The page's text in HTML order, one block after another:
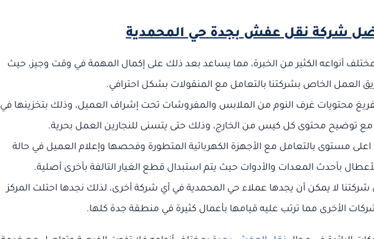
شركة نقل عفش بجدة حي المحمدية
أنواعه الكثير من الخبرة، مما يساعد بعد ذلك على إكمال المهمة في وقت وجيز، حيث
العمل الخاص بشركتنا بالتعامل مع المنقولات بشكل احترافي.
محتويات غرف النوم من الملابس والمفروشات تحت إشراف العميل، وذلك بتخزينها في
توضيح محتوى كل كيس من الخارج، وذلك حتى يتسنى للنجارين العمل بحرية.
مستوى بالتعامل مع الأجهزة الكهربائية المتطورة وفحصها وإعلام العميل في حالة
بأحدث المعدات والأدوات حيث يتم استبدال قطع الغيار التالفة بأخرى أصلية.
لا يمكن أن يجدها عملاء حي المحمدية في أي شركة أخرى، لذلك نجدها احتلت المركز
الأخرى مما ترتب عليه قيامها بأعمال كثيرة في منطقة جدة كلها.